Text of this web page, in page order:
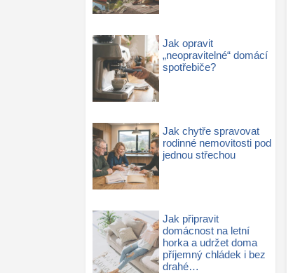
Jak opravit
„neopravitelné“ domácí
spotřebiče?
Jak chytře spravovat
rodinné nemovitosti pod
jednou střechou
Jak připravit
domácnost na letní
horka a udržet doma
příjemný chládek i bez
drahé…